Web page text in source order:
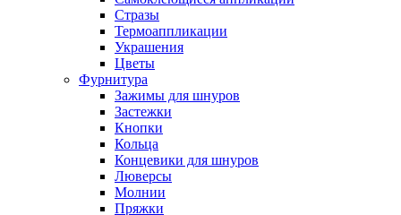
Стразы
Термоаппликации
Украшения
Цветы
Фурнитура
Зажимы для шнуров
Застежки
Кнопки
Кольца
Концевики для шнуров
Люверсы
Молнии
Пряжки